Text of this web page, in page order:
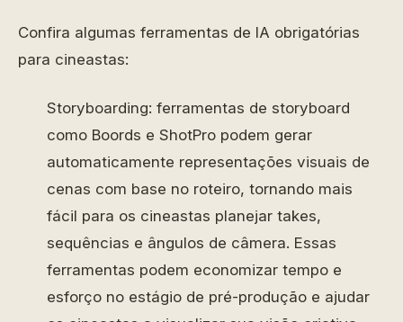
Confira algumas ferramentas de IA obrigatórias
para cineastas:
Storyboarding: ferramentas de storyboard
como Boords e ShotPro podem gerar
automaticamente representações visuais de
cenas com base no roteiro, tornando mais
fácil para os cineastas planejar takes,
sequências e ângulos de câmera. Essas
ferramentas podem economizar tempo e
esforço no estágio de pré-produção e ajudar